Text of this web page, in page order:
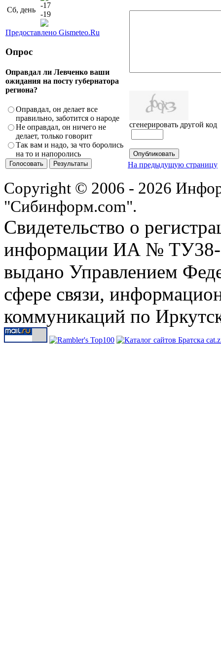
Сб, день
-17
-19
Предоставлено Gismeteo.Ru
Опрос
Оправдал ли Левченко ваши
ожидания на посту губернатора
региона?
Оправдал, он делает все
правильно, заботится о народе
Не оправдал, он ничего не
делает, только говорит
Так вам и надо, за что боролись
на то и напоролись
сгенерировать другой код
На предыдущую страницу
Copyright © 2006 - 2026
"Сибинформ.com".
Свидетельство о
информации ИА № ТУ38-
выдано Управлением
сфере связи,
коммуникаций по